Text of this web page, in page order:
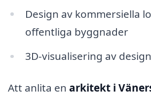
Design av kommersiella
offentliga byggnader
3D-visualisering av
Att anlita en arkitekt i